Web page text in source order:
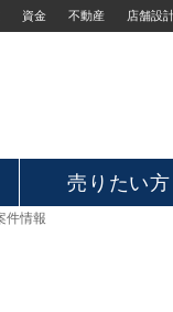
資金 不動産 店舗設
売りたい方
件情報